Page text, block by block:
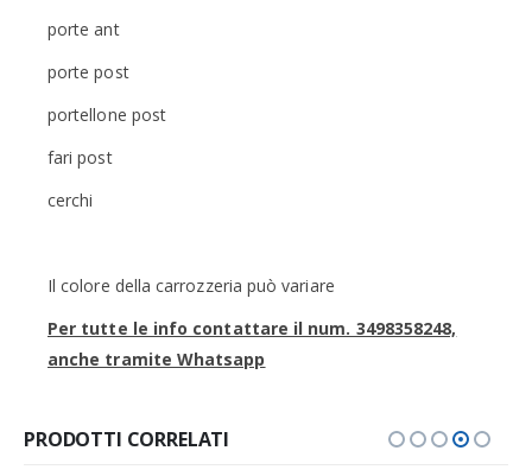
porte ant
porte post
portellone post
fari post
cerchi
Il colore della carrozzeria può variare
Per tutte le info contattare il num. 3498358248,
anche tramite Whatsapp
PRODOTTI CORRELATI